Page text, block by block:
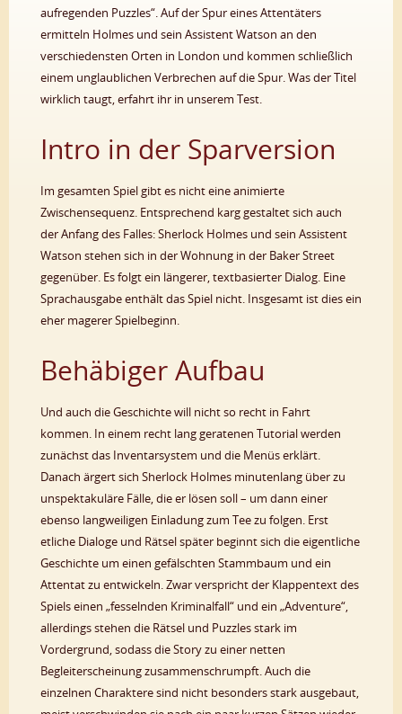
aufregenden Puzzles“. Auf der Spur eines Attentäters
ermitteln Holmes und sein Assistent Watson an den
verschiedensten Orten in London und kommen schließlich
einem unglaublichen Verbrechen auf die Spur. Was der Titel
wirklich taugt, erfahrt ihr in unserem Test.
Intro in der Sparversion
Im gesamten Spiel gibt es nicht eine animierte
Zwischensequenz. Entsprechend karg gestaltet sich auch
der Anfang des Falles: Sherlock Holmes und sein Assistent
Watson stehen sich in der Wohnung in der Baker Street
gegenüber. Es folgt ein längerer, textbasierter Dialog. Eine
Sprachausgabe enthält das Spiel nicht. Insgesamt ist dies ein
eher magerer Spielbeginn.
Behäbiger Aufbau
Und auch die Geschichte will nicht so recht in Fahrt
kommen. In einem recht lang geratenen Tutorial werden
zunächst das Inventarsystem und die Menüs erklärt.
Danach ärgert sich Sherlock Holmes minutenlang über zu
unspektakuläre Fälle, die er lösen soll – um dann einer
ebenso langweiligen Einladung zum Tee zu folgen. Erst
etliche Dialoge und Rätsel später beginnt sich die eigentliche
Geschichte um einen gefälschten Stammbaum und ein
Attentat zu entwickeln. Zwar verspricht der Klappentext des
Spiels einen „fesselnden Kriminalfall“ und ein „Adventure“,
allerdings stehen die Rätsel und Puzzles stark im
Vordergrund, sodass die Story zu einer netten
Begleiterscheinung zusammenschrumpft. Auch die
einzelnen Charaktere sind nicht besonders stark ausgebaut,